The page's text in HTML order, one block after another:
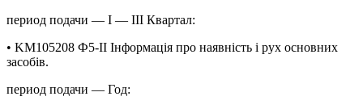
период подачи — І — ІІІ Квартал:
• KM105208 Ф5-ІІ Інформація про наявність і рух основних
засобів.
период подачи — Год: